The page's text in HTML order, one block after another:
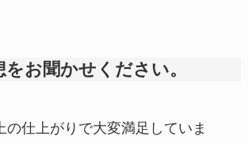
お聞かせください。
の仕上がりで大変満足していま